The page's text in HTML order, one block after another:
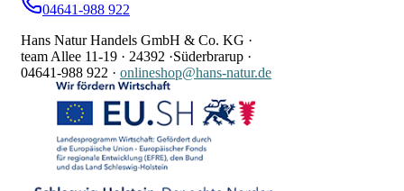
04641-988 922
Hans Natur Handels GmbH & Co. KG ·
team Allee 11-19 · 24392 ·Süderbrarup ·
04641-988 922 · onlineshop@hans-natur.de